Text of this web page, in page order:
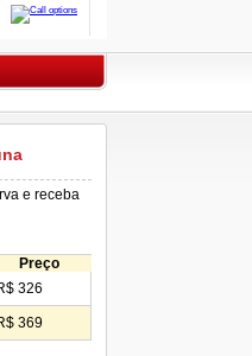
e receba
Preço
326
369